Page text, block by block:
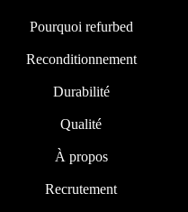
Pourquoi refurbed
Reconditionnement
Durabilité
Qualité
À propos
Recrutement